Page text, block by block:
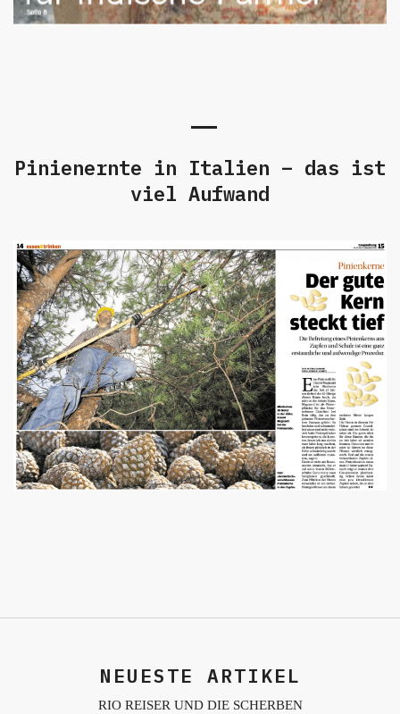
Pinienernte in Italien – das ist
viel Aufwand
NEUESTE ARTIKEL
RIO REISER UND DIE SCHERBEN